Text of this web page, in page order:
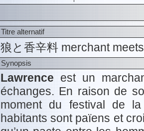
Titre alternatif
狼と香辛料 merchant
Synopsis
Lawrence est un
échanges. En raison de
moment du festival de
habitants sont païens et